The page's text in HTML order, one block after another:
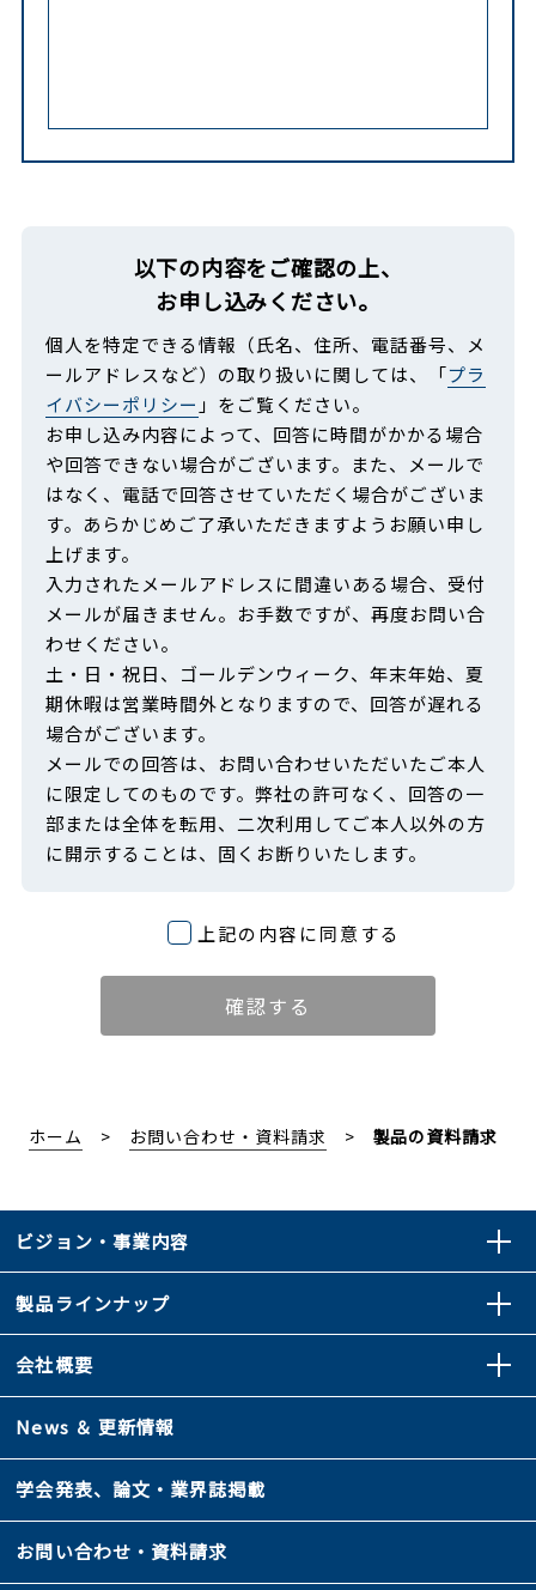
以下の内容をご確認の上、
お申し込みください。
個人を特定できる情報（氏名、住所、電話番号、メ
ールアドレスなど）の取り扱いに関しては、「プラ
イバシーポリシー 」をご覧ください。
お申し込み内容によって、回答に時間がかかる場合
や回答できない場合がございます。また、メールで
はなく、電話で回答させていただく場合がございま
す。あらかじめご了承いただきますようお願い申し
上げます。
入力されたメールアドレスに間違いある場合、受付
メールが届きません。お手数ですが、再度お問い合
わせください。
土・日・祝日、ゴールデンウィーク、年末年始、夏
期休暇は営業時間外となりますので、回答が遅れる
場合がございます。
メールでの回答は、お問い合わせいただいたご本人
に限定してのものです。弊社の許可なく、回答の一
部または全体を転用、二次利用してご本人以外の方
に開示することは、固くお断りいたします。
上記の内容に同意する
ホーム お問い合わせ・資料請求 製品の資料請求
ビジョン・事業内容
製品ラインナップ
会社概要
News ＆ 更新情報
学会発表、論文・業界誌掲載
お問い合わせ・資料請求